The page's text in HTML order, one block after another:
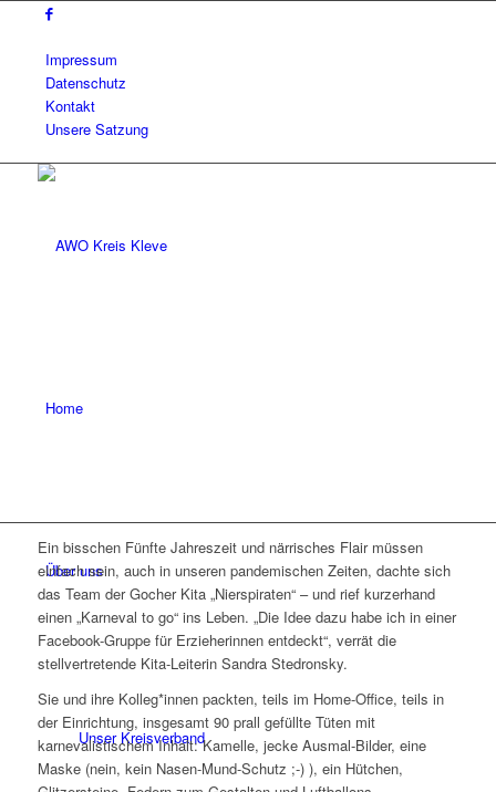
Impressum
Datenschutz
Kontakt
Unsere Satzung
Home
Über uns
Unser Kreisverband
Ein bisschen Fünfte Jahreszeit und närrisches Flair müssen
einfach sein, auch in unseren pandemischen Zeiten, dachte sich
das Team der Gocher Kita „Nierspiraten“ – und rief kurzerhand
einen „Karneval to go“ ins Leben. „Die Idee dazu habe ich in einer
Facebook-Gruppe für Erzieherinnen entdeckt“, verrät die
stellvertretende Kita-Leiterin Sandra Stedronsky.
Sie und ihre Kolleg*innen packten, teils im Home-Office, teils in
der Einrichtung, insgesamt 90 prall gefüllte Tüten mit
karnevalistischem Inhalt: Kamelle, jecke Ausmal-Bilder, eine
Maske (nein, kein Nasen-Mund-Schutz ;-) ), ein Hütchen,